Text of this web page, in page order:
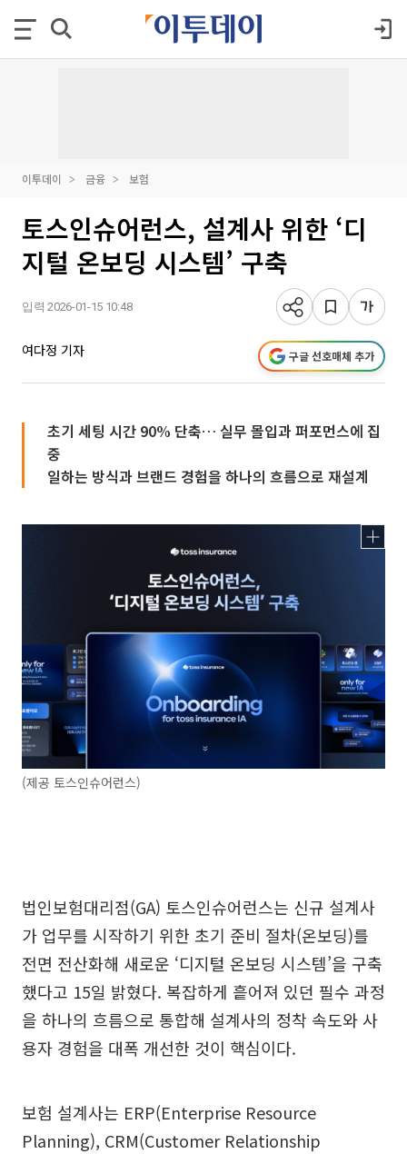
이투데이 금융 보험
토스인슈어런스, 설계사 위한 ‘디
지털 온보딩 시스템’ 구축
입력 2026-01-15 10:48
여다정 기자 구글 선호매체 추가
초기 세팅 시간 90% 단축… 실무 몰입과 퍼포먼스에 집
중
일하는 방식과 브랜드 경험을 하나의 흐름으로 재설계
(제공 토스인슈어런스)
법인보험대리점(GA) 토스인슈어런스는 신규 설계사
가 업무를 시작하기 위한 초기 준비 절차(온보딩)를
전면 전산화해 새로운 ‘디지털 온보딩 시스템’을 구축
했다고 15일 밝혔다. 복잡하게 흩어져 있던 필수 과정
을 하나의 흐름으로 통합해 설계사의 정착 속도와 사
용자 경험을 대폭 개선한 것이 핵심이다.
보험 설계사는 ERP(Enterprise Resource
Planning), CRM(Customer Relationship